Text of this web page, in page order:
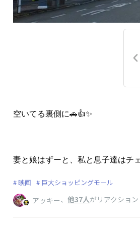
空いてる裏側に🚗👍✨
妻と娘はずーと、私と息子達はチ
映画 巨大ショッピングモール
アッキー、 他37人がリアクション